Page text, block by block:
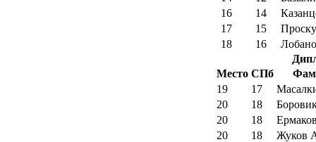
16
14
17
15
18
16
Место СПб
19
17
20
18
20
18
20
18
Жуков